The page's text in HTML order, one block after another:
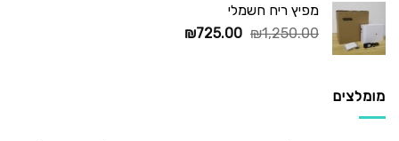
מפיץ ריח חשמלי
₪1,250.00
המחיר
₪725.00
המחיר
מומלצים